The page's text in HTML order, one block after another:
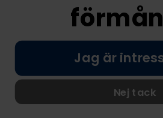
© Nordic Prostore 2026
Allmänna villkor
Jag är
Nej tack